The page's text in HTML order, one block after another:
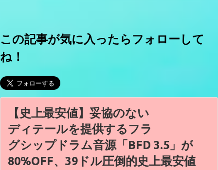
この記事が気に入ったらフォローして
ね！
【史上最安値】妥協のない
ディテールを提供するフラ
グシップドラム音源「BFD 3.5」が
80%OFF、39ドル圧倒的史上最安値